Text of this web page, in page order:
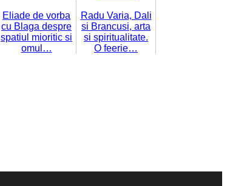
Eliade de vorba
cu Blaga despre
spatiul mioritic si
omul…
Radu Varia, Dali
si Brancusi, arta
si spiritualitate.
O feerie…